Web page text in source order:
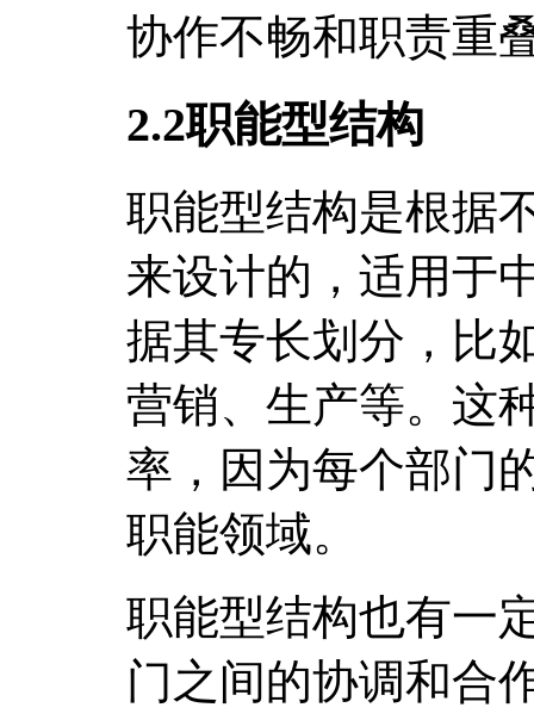
协作不畅和职责重
2.2职能型结构
职能型结构是根据
来设计的，适用于
据其专长划分，比
营销、生产等。这
率，因为每个部门
职能领域。
职能型结构也有一
门之间的协调和合